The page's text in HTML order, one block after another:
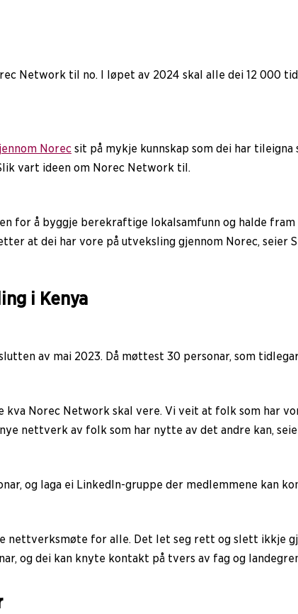
Network til no. I løpet av 2024 skal alle dei 12 000
Norec sit på mykje kunnskap som dei har
vart ideen om Norec Network til.
for å byggje berekraftige lokalsamfunn og halde
at dei har vore på utveksling gjennom Norec, seier
i Kenya
av mai 2023. Då møttest 30 personar, som
kva Norec Network skal vere. Vi veit at folk som har
nettverk av folk som har nytte av det andre kan,
og laga ei LinkedIn-gruppe der medlemmene kan
nettverksmøte for alle. Det let seg rett og slett ikkje
og dei kan knyte kontakt på tvers av fag og